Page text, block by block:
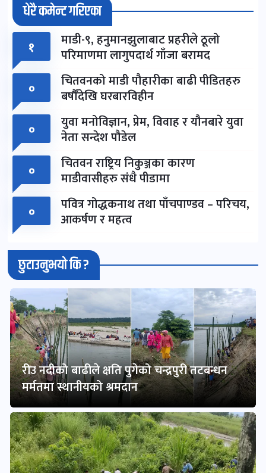
धेरै कमेन्ट गरिएका
१ माडी-९, हनुमानझुलाबाट प्रहरीले ठूलो
परिमाणमा लागुपदार्थ गाँजा बरामद
०
चितवनको माडी पौहारीका बाढी पीडितहरु
बर्षौंदेखि घरबारविहीन
०
युवा मनोविज्ञान, प्रेम, विवाह र यौनबारे युवा
नेता सन्देश पौडेल
०
चितवन राष्ट्रिय निकुञ्जका कारण
माडीवासीहरु संधै पीडामा
०
पवित्र गोद्धकनाथ तथा पाँचपाण्डव – परिचय,
आकर्षण र महत्व
छुटाउनुभयो कि ?
रीउ नदीको बाढीले क्षति पुगेको चन्द्रपुरी तटबन्धन
मर्मतमा स्थानीयको श्रमदान